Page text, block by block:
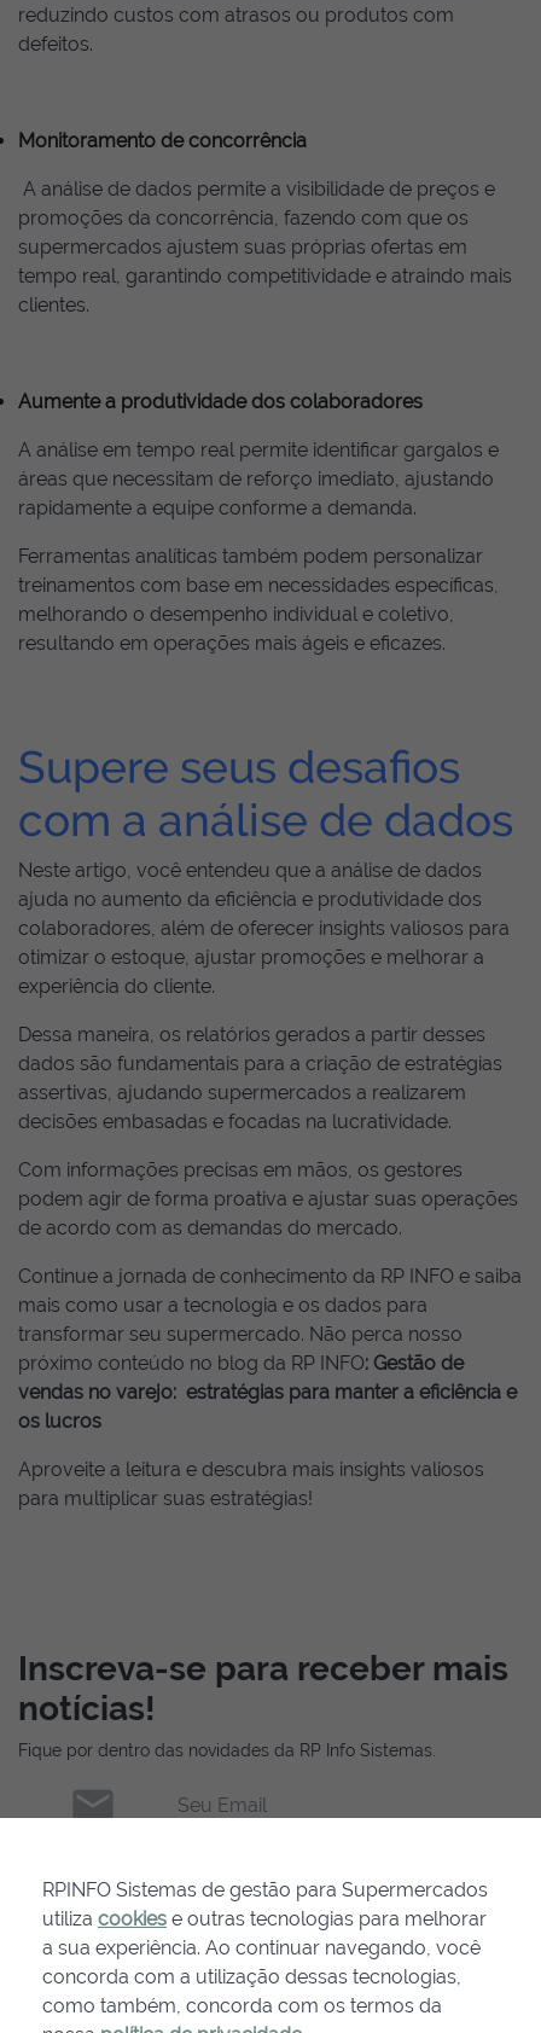
reduzindo custos com atrasos ou produtos com
defeitos.
Monitoramento de concorrência
A análise de dados permite a visibilidade de preços e
promoções da concorrência, fazendo com que os
supermercados ajustem suas próprias ofertas em
tempo real, garantindo competitividade e atraindo mais
clientes.
Aumente a produtividade dos colaboradores
A análise em tempo real permite identificar gargalos e
áreas que necessitam de reforço imediato, ajustando
rapidamente a equipe conforme a demanda.
Ferramentas analíticas também podem personalizar
treinamentos com base em necessidades específicas,
melhorando o desempenho individual e coletivo,
resultando em operações mais ágeis e eficazes.
Supere seus desafios
com a análise de dados
Neste artigo, você entendeu que a análise de dados
ajuda no aumento da eficiência e produtividade dos
colaboradores, além de oferecer insights valiosos para
otimizar o estoque, ajustar promoções e melhorar a
experiência do cliente.
Dessa maneira, os relatórios gerados a partir desses
dados são fundamentais para a criação de estratégias
assertivas, ajudando supermercados a realizarem
decisões embasadas e focadas na lucratividade.
Com informações precisas em mãos, os gestores
podem agir de forma proativa e ajustar suas operações
de acordo com as demandas do mercado.
Continue a jornada de conhecimento da RP INFO e saiba
mais como usar a tecnologia e os dados para
transformar seu supermercado. Não perca nosso
próximo conteúdo no blog da RP INFO: Gestão de
vendas no varejo: estratégias para manter a eficiência e
os lucros
Aproveite a leitura e descubra mais insights valiosos
para multiplicar suas estratégias!
Inscreva-se para receber mais
notícias!
Fique por dentro das novidades da RP Info Sistemas.
email Seu Email
RPINFO Sistemas de gestão para Supermercados
utiliza cookies e outras tecnologias para melhorar
a sua experiência. Ao continuar navegando, você
concorda com a utilização dessas tecnologias,
como também, concorda com os termos da